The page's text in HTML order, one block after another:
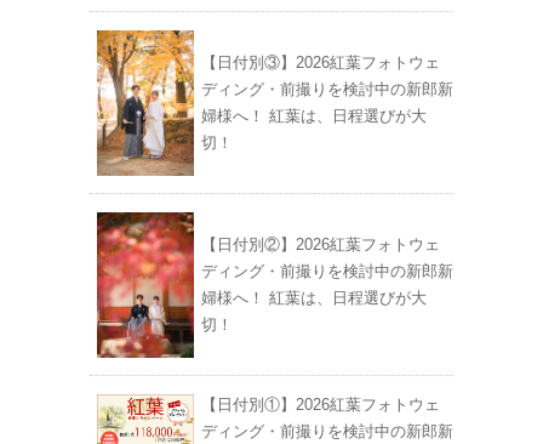
【日付別③】2026紅葉フォトウェ
ディング・前撮りを検討中の新郎新
婦様へ！ 紅葉は、日程選びが大
切！
【日付別②】2026紅葉フォトウェ
ディング・前撮りを検討中の新郎新
婦様へ！ 紅葉は、日程選びが大
切！
【日付別①】2026紅葉フォトウェ
ディング・前撮りを検討中の新郎新